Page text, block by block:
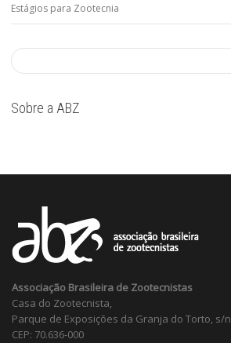
Estágios para Zootecnia
Sobre a ABZ
Associação Brasileira de Zootecnistas
Casa do Zootecnista,
Parque de Exposições da Granja do Torto, s/n
CEP: 70.636-000